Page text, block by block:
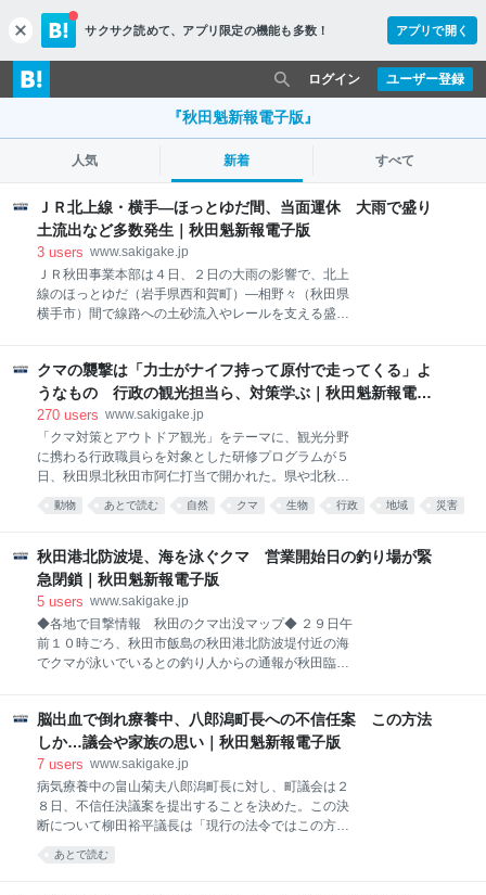
c
l
o
s
サクサク読めて、 アプリ限定の機能も多数！ アプリで開く
ユーザー登録
ログイン
『秋田魁新報電子版』
人気 新着 すべて
ＪＲ北上線・横手―ほっとゆだ間、当面運休 大雨で盛り
土流出など多数発生｜秋田魁新報電子版
3 users www.sakigake.jp
ＪＲ秋田事業本部は４日、２日の大雨の影響で、北上
線のほっとゆだ（岩手県西和賀町）―相野々（秋田県
横手市）間で線路への土砂流入やレールを支える盛り
見通しは立っていない。
クマの襲撃は「力士がナイフ持って原付で走ってくる」よ
うなもの 行政の観光担当ら、対策学ぶ｜秋田魁新報電子
版
270 users www.sakigake.jp
「クマ対策とアウトドア観光」をテーマに、観光分野
に携わる行政職員らを対象とした研修プログラムが５
日、秋田県北秋田市阿仁打当で開かれた。県や北秋田
市職員、県観光連盟から１１人が参加し、クマなど野
生鳥獣の生態や痕跡の特徴、出没時の対応を学んだ。
主な観光地や行事・イベントなどを訪れた入込客数
（延べ人数）は、前年比約９６万人減の約２９８５万
人。県内で過去最悪の被害を記録したクマの出没多発
伊勢堂岱遺跡周辺での目撃情報を受け、遺跡の一時閉
鎖を余儀なくされるなど影響があった。
動物 あとで読む 自然 クマ 生物 行政 地域 災害
秋田港北防波堤、海を泳ぐクマ 営業開始日の釣り場が緊
急閉鎖｜秋田魁新報電子版
5 users www.sakigake.jp
◆各地で目撃情報 秋田のクマ出没マップ◆ ２９日午
前１０時ごろ、秋田市飯島の秋田港北防波堤付近の海
でクマが泳いでいるとの釣り人からの通報が秋田臨港
が、クマの出没を受けて緊急閉鎖となった。けが人は
いなかった。
脳出血で倒れ療養中、八郎潟町長への不信任案 この方法
しか…議会や家族の思い｜秋田魁新報電子版
7 users www.sakigake.jp
病気療養中の畠山菊夫八郎潟町長に対し、町議会は２
８日、不信任決議案を提出することを決めた。この決
断について柳田裕平議長は「現行の法令ではこの方法
しかない。苦渋の決断だ。家族からの要請書を重く受
け止め、本人の名誉に傷つくことがないよう努めてい
あとで読む